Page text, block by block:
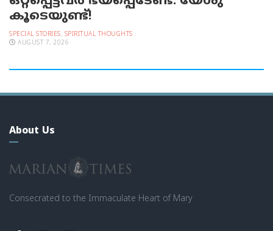
കൂടെയുണ്ട്!
SPECIAL STORIES, SPIRITUAL THOUGHTS
AUGUST 7, 2026
About Us
Consecrated to the Immaculate Heart of Mary